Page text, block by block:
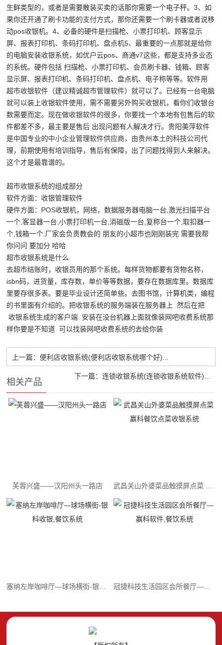
生鲜类型的，或者是需要散装买卖的话那你需要一个电子秤。3、如
果你还开通了刷卡功能的支付方式，那你还需要一个刷卡器或者说移
动pos收银机。4、必备的硬件是扫描枪、小票打印机、顾客显示
屏、报表打印机、条码打印机、盘点机5、最重要的一点那就是给你
的电脑安装收银系统，如优户云pos、商通v7这些，都是支持多业态
的系统。硬件包括 扫描枪、小票打印机、会员刷卡器、钱箱、顾客
显示屏、报表打印机、条码打印机、盘点机、电子称等等。软件用
超市收银软件（建议精诚超市管理软件）就可以了。已经有一台电脑
就可以装上收银软件使用，需不需要另外购买收银机，看你们收银台
数需要而定。现在做收银软件的很多，你要找一个本地有包售后的软
件都差不多，最主要是售后 出现问题有人解决才行。贵阳美萍软件
是中国专业的中小企业管理软件供应商，由贵州本土的科技公司代
理，前期使用有培训指导，售后有保障，出了问题找得到人来解决。
这个才是最靠谱的。
超市收银系统的组成部分
软件方面：收银管理软件
硬件方面：POS收银机，网络，数据服务器电脑一台,激光扫描平台
一个,客显器一台,小票打印机一台,消磁版一台,复称台一个,取扣器一
个,钱箱一个.厂家会负责教会的 朋友的小超市也刚刚装完 需要我帮
你问问 要加分 哈哈
超市收银系统是什么
去超市结账时，收银员用的那个系统。每样货物都要有货物名称，
isbn码，进货量，库存数，单价等等数据，要存在数据库里。数据库
里要存很多表。要是毕业设计还简单些。去图书馆，计算机类，编程
的书里面有介绍的。把收银系统的服务端装在服务器上 然后在把
收银系统生成的客户端 安装在没台机器上面就像装网吧收费系统那
样你要是不知道 可以找装网吧收费系统的去给你装
上一篇：便利店收银系统(便利店收银系统哪个好)...
下一篇：连锁收银系统(连锁收银系统软件)...
相关产品
芙蓉兴盛——汉阳州头一路店 武昌关山外婆菜品触摸屏点菜 赢科餐饮点菜收银系统
冠捷科技生活园区会所餐厅—赢科软件,餐饮系统